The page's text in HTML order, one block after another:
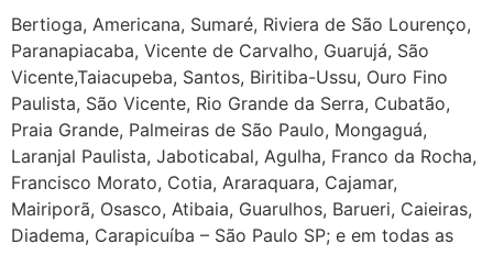
Bertioga, Americana, Sumaré, Riviera de São Lourenço,
Paranapiacaba, Vicente de Carvalho, Guarujá, São
Vicente,Taiacupeba, Santos, Biritiba-Ussu, Ouro Fino
Paulista, São Vicente, Rio Grande da Serra, Cubatão,
Praia Grande, Palmeiras de São Paulo, Mongaguá,
Laranjal Paulista, Jaboticabal, Agulha, Franco da Rocha,
Francisco Morato, Cotia, Araraquara, Cajamar,
Mairiporã, Osasco, Atibaia, Guarulhos, Barueri, Caieiras,
Diadema, Carapicuíba – São Paulo SP; e em todas as